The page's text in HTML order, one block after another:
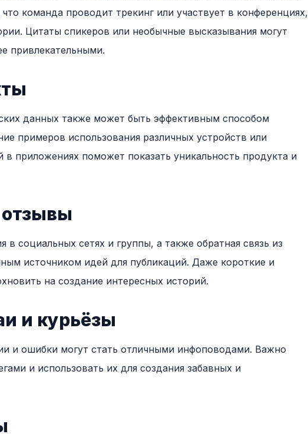
команда проводит трекинг или участвует в конференциях,
Цитаты спикеров или необычные высказывания могут
привлекательными.
данных также может быть эффективным способом
примеров использования различных устройств или
приложениях поможет показать уникальность продукта и
отзывы
социальных сетях и группы, а также обратная связь из
источником идей для публикаций. Даже короткие и
на создание интересных историй.
и курьёзы
и ошибки могут стать отличными инфоповодами. Важно
и использовать их для создания забавных и